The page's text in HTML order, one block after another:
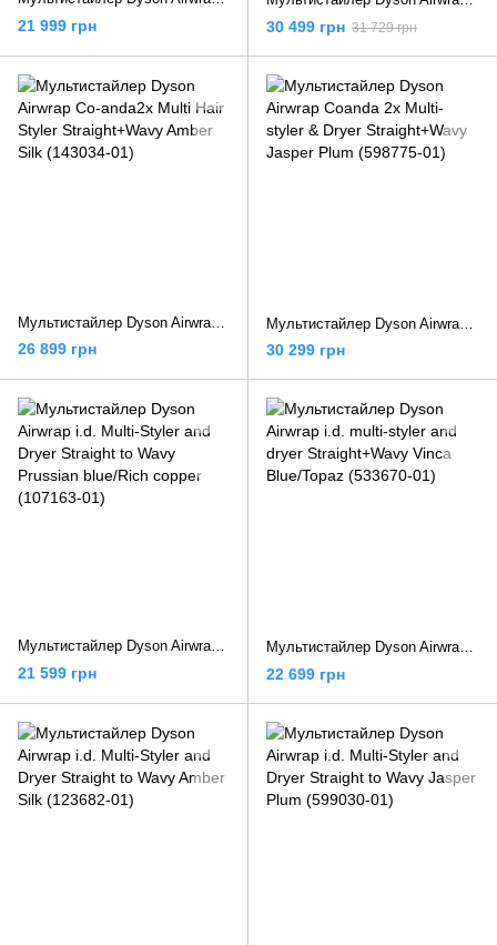
21 999 грн 30 499 грн 31 729 грн
26 899 грн 30 299 грн
Мультистайлер Dyson Airwrap i.d. Multi-Styler and Dryer Straight to Wavy Prussian blue/Rich copper (107163-01)
21 599 грн
Мультистайлер Dyson Airwrap i.d. multi-styler and dryer Straight+Wavy Vinca Blue/Topaz (533670-01)
22 699 грн